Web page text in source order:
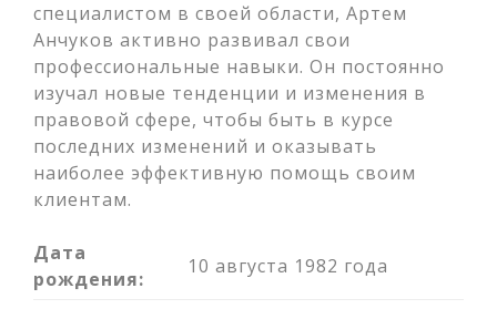
специалистом в своей области, Артем
Анчуков активно развивал свои
профессиональные навыки. Он постоянно
изучал новые тенденции и изменения в
правовой сфере, чтобы быть в курсе
последних изменений и оказывать
наиболее эффективную помощь своим
клиентам.
Дата
рождения:
10 августа 1982 года